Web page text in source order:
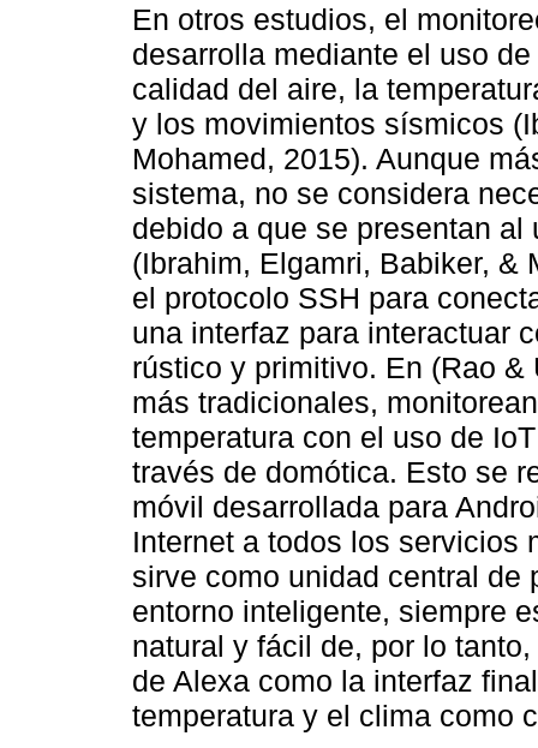
En otros estudios, el
desarrolla mediante el uso
calidad del aire, la
y los movimientos sísmicos
Mohamed, 2015). Aunque
sistema, no se considera
debido a que se presentan
(Ibrahim, Elgamri, Babiker, &
el protocolo SSH para
una interfaz para interactuar
rústico y primitivo. En (Rao
más tradicionales,
temperatura con el uso de
través de domótica. Esto se
móvil desarrollada para
Internet a todos los servicios
sirve como unidad central de
entorno inteligente, siempre
natural y fácil de, por lo
de Alexa como la interfaz
temperatura y el clima como